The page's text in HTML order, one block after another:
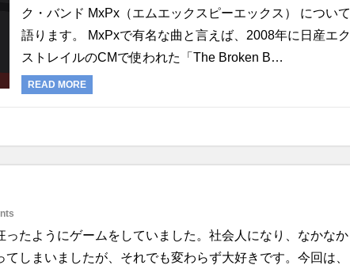
ク・バンド MxPx（エムエックスピーエックス） について
語ります。 MxPxで有名な曲と言えば、2008年に日産エク
ストレイルのCMで使われた「The Broken B…
READ MORE
たようにゲームをしていました。社会人になり、なかなか
しまいましたが、それでも変わらず大好きです。今回は、